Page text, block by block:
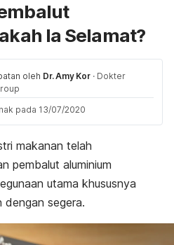
Ia Selamat?
oleh Dr. Amy Kor · Dokter
pada 13/07/2020
makanan telah
pembalut aluminium
utama khususnya
dengan segera.